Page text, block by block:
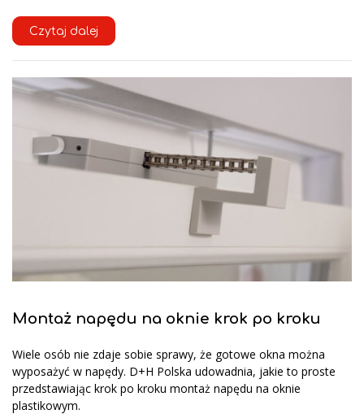
Czytaj dalej
Montaż napędu na oknie krok po kroku
Wiele osób nie zdaje sobie sprawy, że gotowe okna można
wyposażyć w napędy. D+H Polska udowadnia, jakie to proste
przedstawiając krok po kroku montaż napędu na oknie
plastikowym.